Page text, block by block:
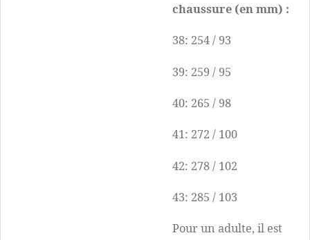
chaussure (en mm) :
38: 254 / 93
39: 259 / 95
40: 265 / 98
41: 272 / 100
42: 278 / 102
43: 285 / 103
Pour un adulte, il est